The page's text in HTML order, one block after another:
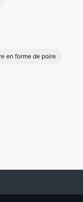
en forme de poire